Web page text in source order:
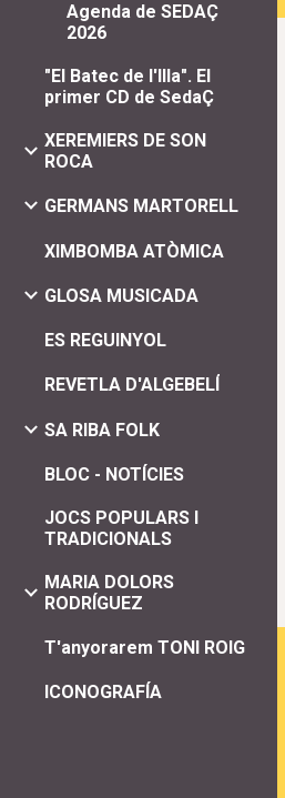
Agenda de SEDAÇ
2026
"El Batec de l'Illa". El
primer CD de SedaÇ
XEREMIERS DE SON
ROCA
GERMANS MARTORELL
XIMBOMBA ATÒMICA
GLOSA MUSICADA
ES REGUINYOL
REVETLA D'ALGEBELÍ
SA RIBA FOLK
BLOC - NOTÍCIES
JOCS POPULARS I
TRADICIONALS
MARIA DOLORS
RODRÍGUEZ
T'anyorarem TONI ROIG
ICONOGRAFÍA